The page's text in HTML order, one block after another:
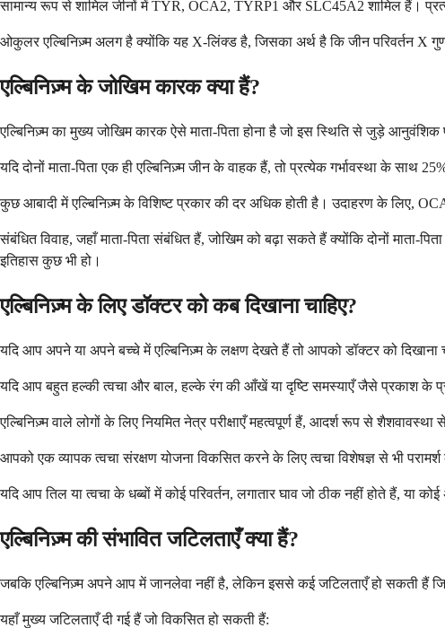
सामान्य रूप से शामिल जीनों में TYR, OCA2, TYRP1 और SLC45A2 शामिल हैं।
ओकुलर एल्बिनिज़्म अलग है क्योंकि यह X-लिंक्ड है, जिसका अर्थ है कि जीन परिवर्तन
एल्बिनिज़्म के जोखिम कारक क्या हैं?
एल्बिनिज़्म का मुख्य जोखिम कारक ऐसे माता-पिता होना है जो इस स्थिति से जुड़े आनुवंशिक
यदि दोनों माता-पिता एक ही एल्बिनिज़्म जीन के वाहक हैं, तो प्रत्येक गर्भावस्था के साथ
कुछ आबादी में एल्बिनिज़्म के विशिष्ट प्रकार की दर अधिक होती है। उदाहरण के लिए,
संबंधित विवाह, जहाँ माता-पिता संबंधित हैं, जोखिम को बढ़ा सकते हैं क्योंकि दोनों माता-
इतिहास कुछ भी हो।
एल्बिनिज़्म के लिए डॉक्टर को कब दिखाना चाहिए?
यदि आप अपने या अपने बच्चे में एल्बिनिज़्म के लक्षण देखते हैं तो आपको डॉक्टर को
यदि आप बहुत हल्की त्वचा और बाल, हल्के रंग की आँखें या दृष्टि समस्याएँ जैसे प्रकाश
एल्बिनिज़्म वाले लोगों के लिए नियमित नेत्र परीक्षाएँ महत्वपूर्ण हैं, आदर्श रूप से
आपको एक व्यापक त्वचा संरक्षण योजना विकसित करने के लिए त्वचा विशेषज्ञ से भी
यदि आप तिल या त्वचा के धब्बों में कोई परिवर्तन, लगातार घाव जो ठीक नहीं होते हैं, या
एल्बिनिज़्म की संभावित जटिलताएँ क्या हैं?
जबकि एल्बिनिज़्म अपने आप में जानलेवा नहीं है, लेकिन इससे कई जटिलताएँ हो सकती हैं
यहाँ मुख्य जटिलताएँ दी गई हैं जो विकसित हो सकती हैं: